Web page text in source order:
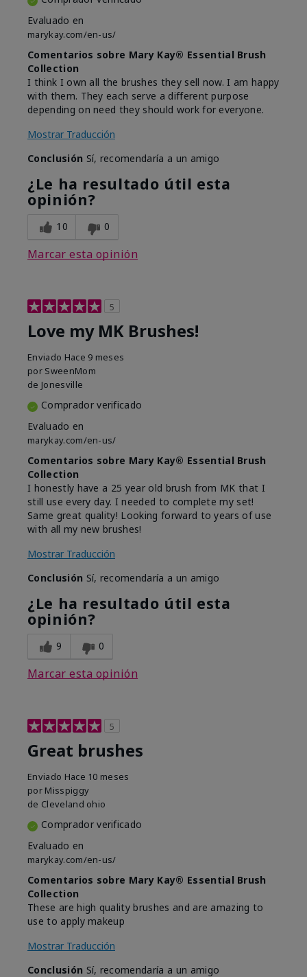
Evaluado en
marykay.com/en-us/
Comentarios sobre Mary Kay® Essential Brush
Collection
I think I own all the brushes they sell now. I am happy
with them. They each serve a different purpose
depending on need they should work for everyone.
Mostrar Traducción
Conclusión Sí, recomendaría a un amigo
¿Le ha resultado útil esta
opinión?
10 0
Marcar esta opinión
5
Love my MK Brushes!
Enviado Hace 9 meses
por SweenMom
de Jonesville
Comprador verificado
Evaluado en
marykay.com/en-us/
Comentarios sobre Mary Kay® Essential Brush
Collection
I honestly have a 25 year old brush from MK that I
still use every day. I needed to complete my set!
Same great quality! Looking forward to years of use
with all my new brushes!
Mostrar Traducción
Conclusión Sí, recomendaría a un amigo
¿Le ha resultado útil esta
opinión?
9 0
Marcar esta opinión
5
Great brushes
Enviado Hace 10 meses
por Misspiggy
de Cleveland ohio
Comprador verificado
Evaluado en
marykay.com/en-us/
Comentarios sobre Mary Kay® Essential Brush
Collection
These are high quality brushes and are amazing to
use to apply makeup
Mostrar Traducción
Conclusión Sí, recomendaría a un amigo